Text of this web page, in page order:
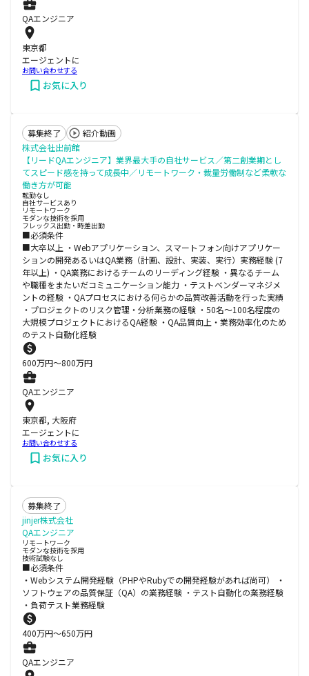
QAエンジニア
東京都
エージェントに
お問い合わせする
お気に入り
募集終了
紹介動画
株式会社出前館
【リードQAエンジニア】業界最大手の自社サービス／第二創業期とし
てスピード感を持って成長中／リモートワーク・裁量労働制など柔軟な
働き方が可能
転勤なし
自社サービスあり
リモートワーク
モダンな技術を採用
フレックス出勤・時差出勤
■必須条件
■大卒以上 ・Webアプリケーション、スマートフォン向けアプリケー
ションの開発あるいはQA業務（計画、設計、実装、実行）実務経験 (7
年以上) ・QA業務におけるチームのリーディング経験 ・異なるチーム
や職種をまたいだコミュニケーション能力 ・テストベンダーマネジメ
ントの経験 ・QAプロセスにおける何らかの品質改善活動を行った実績
・プロジェクトのリスク管理・分析業務の経験 ・50名～100名程度の
大規模プロジェクトにおけるQA経験 ・QA品質向上・業務効率化のため
のテスト自動化経験
600万円〜800万円
QAエンジニア
東京都, 大阪府
エージェントに
お問い合わせする
お気に入り
募集終了
jinjer株式会社
QAエンジニア
リモートワーク
モダンな技術を採用
技術試験なし
■必須条件
・Webシステム開発経験（PHPやRubyでの開発経験があれば尚可） ・
ソフトウェアの品質保証（QA）の業務経験 ・テスト自動化の業務経験
・負荷テスト業務経験
400万円〜650万円
QAエンジニア